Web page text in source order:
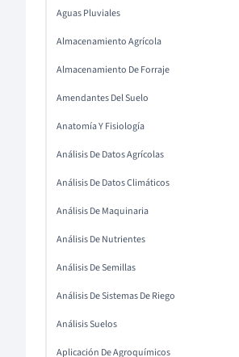
Aguas Pluviales
Almacenamiento Agrícola
Almacenamiento De Forraje
Amendantes Del Suelo
Anatomía Y Fisiología
Análisis De Datos Agrícolas
Análisis De Datos Climáticos
Análisis De Maquinaria
Análisis De Nutrientes
Análisis De Semillas
Análisis De Sistemas De Riego
Análisis Suelos
Aplicación De Agroquímicos